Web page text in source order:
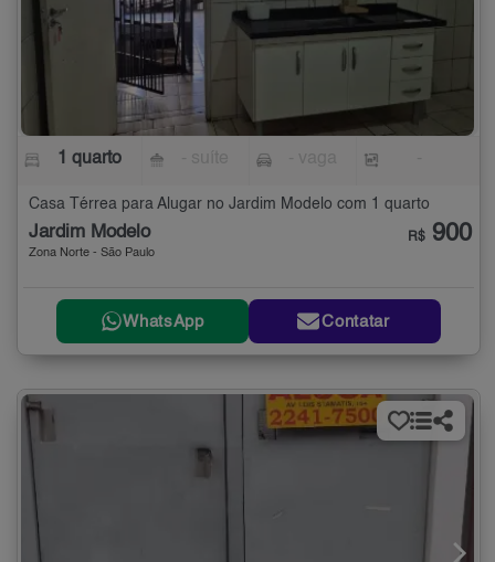
1 quarto
Casa Térrea para Alugar no Jardim Modelo com 1 quarto
Jardim Modelo
Zona Norte - São Paulo
R$ 900
WhatsApp Contatar